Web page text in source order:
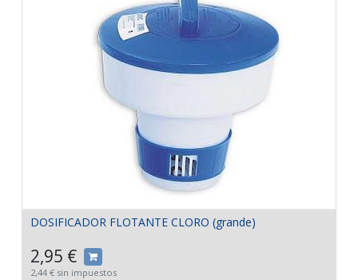
DOSIFICADOR FLOTANTE CLORO (grande)
2,95 €
2,44 € sin impuestos